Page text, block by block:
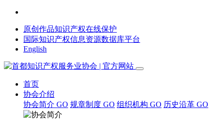
原创作品知识产权在线保护
国际知识产权信息资源数据库平台
English
首页
协会介绍
协会简介 GO 规章制度 GO 组织机构 GO 历史沿革 GO